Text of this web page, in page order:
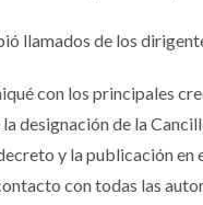
llamados de los
con los principales
designación de la
y la publicación
con todas las